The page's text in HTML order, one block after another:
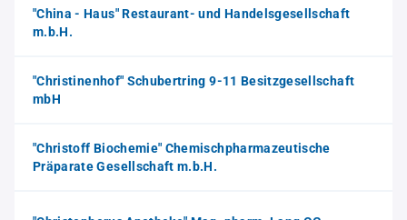
"China - Haus" Restaurant- und Handelsgesellschaft
m.b.H.
"Christinenhof" Schubertring 9-11 Besitzgesellschaft
mbH
"Christoff Biochemie" Chemischpharmazeutische
Präparate Gesellschaft m.b.H.